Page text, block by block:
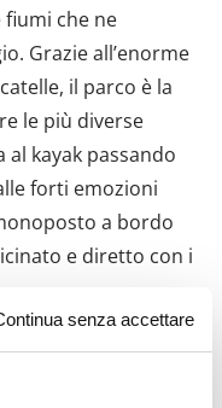
senza accettare
fiumi che ne
Grazie all’enorme
il parco è la
le più diverse
al kayak passando
forti emozioni
a bordo
e diretto con i
Raganello, in questa
ma da vivere in
acquatiche